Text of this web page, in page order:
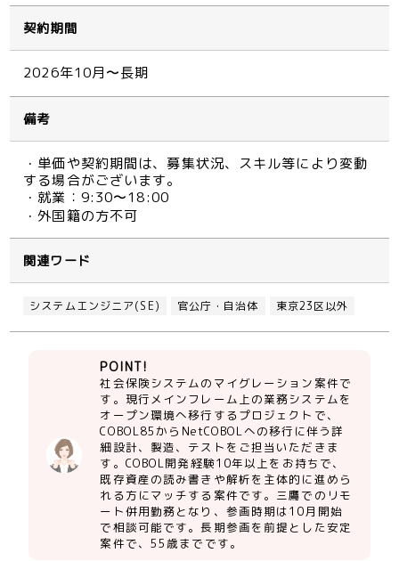
契約期間
2026年10月〜長期
備考
・単価や契約期間は、募集状況、スキル等により変動
する場合がございます。
・就業：9:30〜18:00
・外国籍の方不可
関連ワード
システムエンジニア(SE) 官公庁・自治体 東京23区以外
POINT!
社会保険システムのマイグレーション案件で
す。現行メインフレーム上の業務システムを
オープン環境へ移行するプロジェクトで、
COBOL85からNetCOBOLへの移行に伴う詳
細設計、製造、テストをご担当いただきま
す。COBOL開発経験10年以上をお持ちで、
既存資産の読み書きや解析を主体的に進めら
れる方にマッチする案件です。三鷹でのリモ
ート併用勤務となり、参画時期は10月開始
で相談可能です。長期参画を前提とした安定
案件で、55歳までです。